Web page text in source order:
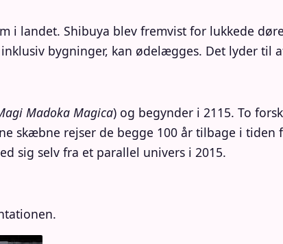
i landet. Shibuya blev fremvist for lukkede
bygninger, kan ødelægges. Det lyder til
Madoka Magica) og begynder i 2115. To
skæbne rejser de begge 100 år tilbage i tiden
sig selv fra et parallel univers i 2015.